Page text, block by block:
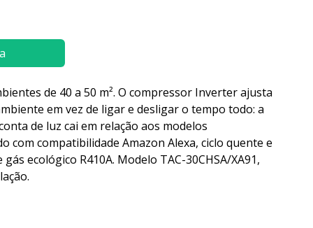
de 40 a 50 m². O compressor Inverter ajusta
em vez de ligar e desligar o tempo todo: a
de luz cai em relação aos modelos
com compatibilidade Amazon Alexa, ciclo quente e
ecológico R410A. Modelo TAC-30CHSA/XA91,